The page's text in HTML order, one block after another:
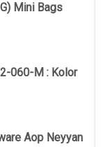
Mini Bags
060-M : Kolor
Aop Neyyan